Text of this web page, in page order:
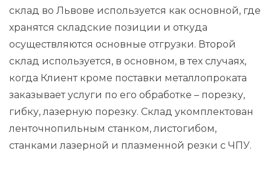
склад во Львове используется как основной, где
хранятся складские позиции и откуда
осуществляются основные отгрузки. Второй
склад используется, в основном, в тех случаях,
когда Клиент кроме поставки металлопроката
заказывает услуги по его обработке – порезку,
гибку, лазерную порезку. Склад укомплектован
ленточнопильным станком, листогибом,
станками лазерной и плазменной резки с ЧПУ.